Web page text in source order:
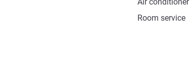
Air conditioner
Room service